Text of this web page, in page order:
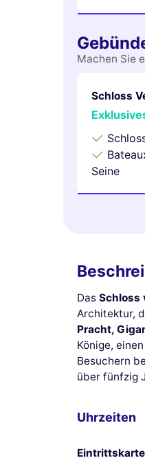
Machen Sie
Schloss
Seine
Das Schloss
Architektur,
Pracht,
Könige,
Besuchern
über fünfzig
Uhrzeiten